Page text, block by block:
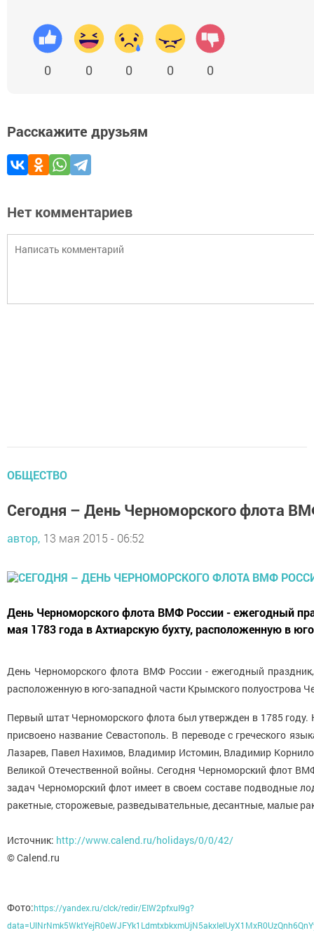
0 0 0 0 0
Расскажите друзьям
Нет комментариев
ОБЩЕСТВО
Сегодня – День Черноморского флота
автор, 13 мая 2015 - 06:52
День Черноморского флота ВМФ России - ежегодный
мая 1783 года в Ахтиарскую бухту, расположенную в
День Черноморского флота ВМФ России - ежегодный
расположенную в юго-западной части Крымского полуострова
Первый штат Черноморского флота был утвержден в 1785 году.
присвоено название Севастополь. В переводе с греческого
Лазарев, Павел Нахимов, Владимир Истомин, Владимир
Великой Отечественной войны. Сегодня Черноморский флот
задач Черноморский флот имеет в своем составе подводные
ракетные, сторожевые, разведывательные, десантные, малые
Источник: http://www.calend.ru/holidays/0/0/42/
© Calend.ru
Фото:https://yandex.ru/clck/redir/EIW2pfxuI9g?